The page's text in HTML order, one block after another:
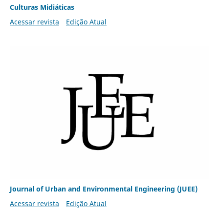
Culturas Midiáticas
Acessar revista
Edição Atual
Journal of Urban and Environmental Engineering (JUEE)
Acessar revista
Edição Atual